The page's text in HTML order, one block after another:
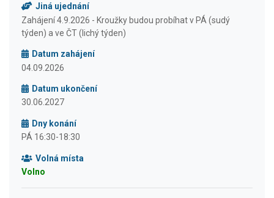
Jiná ujednání
Zahájení 4.9.2026 - Kroužky budou probíhat v PÁ (sudý
týden) a ve ČT (lichý týden)
Datum zahájení
04.09.2026
Datum ukončení
30.06.2027
Dny konání
PÁ 16:30-18:30
Volná místa
Volno